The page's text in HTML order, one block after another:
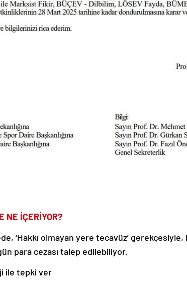
NE İÇERİYOR?
‘Hakkı olmayan yere tecavüz’ gerekçesiyle,
para cezası talep edilebiliyor.
ile tepki ver